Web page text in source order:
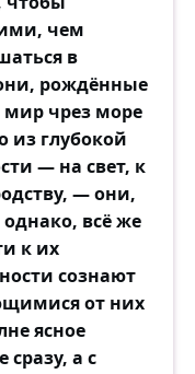
чем
в
рождённые
мир чрез море
из глубокой
— на свет, к
— они,
всё же
к их
сознают
от них
ясное
сразу, а с